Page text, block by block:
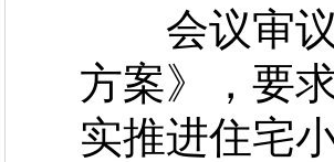
会议审议
方案》，要
实推进住宅